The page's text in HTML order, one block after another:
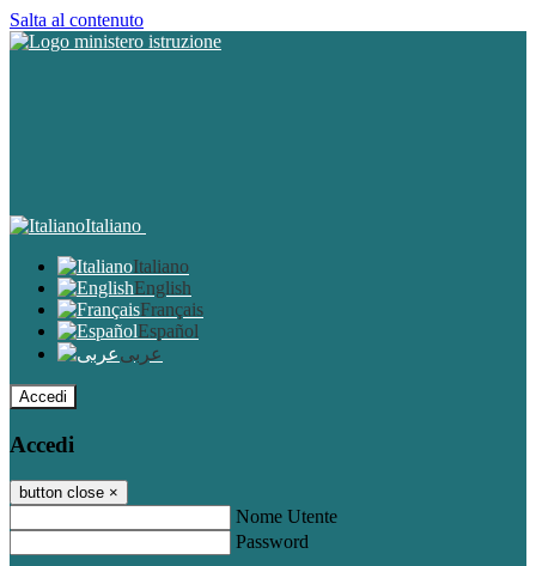
Salta al contenuto
Italiano
Italiano
English
Français
Español
عربى
Accedi
Accedi
button close ×
Nome Utente
Password